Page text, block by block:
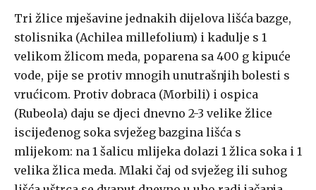
Tri žlice mješavine jednakih dijelova lišća bazge,
stolisnika (Achilea millefolium) i kadulje s 1
velikom žlicom meda, poparena sa 400 g kipuće
vode, pije se protiv mnogih unutrašnjih bolesti s
vrućicom. Protiv dobraca (Morbili) i ospica
(Rubeola) daju se djeci dnevno 2-3 velike žlice
iscijeđenog soka svježeg bazgina lišća s
mlijekom: na 1 šalicu mlijeka dolazi 1 žlica soka i 1
velika žlica meda. Mlaki čaj od svježeg ili suhog